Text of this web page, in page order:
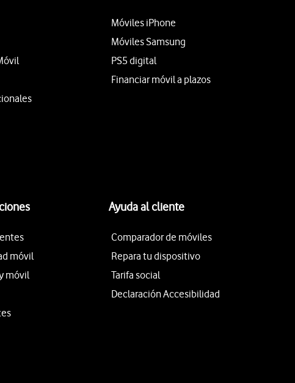
Móviles iPhone
Móviles Samsung
PS5 digital
Financiar móvil a plazos
móvil
móvil
Ayuda al cliente
Comparador de móviles
Repara tu dispositivo
Tarifa social
Declaración Accesibilidad